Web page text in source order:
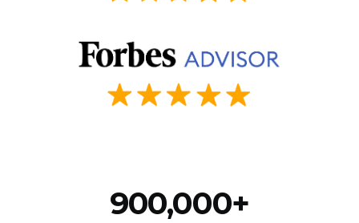
900,000+